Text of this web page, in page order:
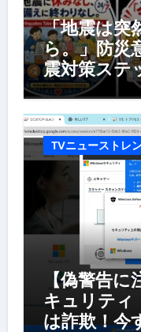
「地震は突
ら。」防災
震対策ステ
TVニューストレ
【偽警告
キュリティ
は詐欺！今